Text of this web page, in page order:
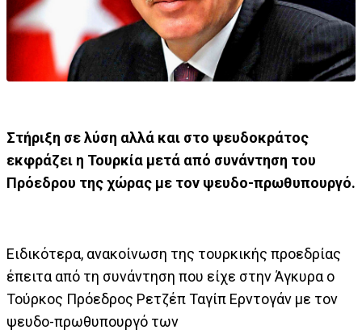
Στήριξη σε λύση αλλά και στο ψευδοκράτος
εκφράζει η Τουρκία μετά από συνάντηση του
Πρόεδρου της χώρας με τον ψευδο-πρωθυπουργό.
Ειδικότερα, ανακοίνωση της τουρκικής προεδρίας
έπειτα από τη συνάντηση που είχε στην Άγκυρα ο
Τούρκος Πρόεδρος Ρετζέπ Ταγίπ Ερντογάν με τον
ψευδο-πρωθυπουργό των